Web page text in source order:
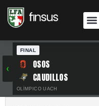
‹
FINAL
OSOS
CAUDILLOS
OLÍMPICO UACH